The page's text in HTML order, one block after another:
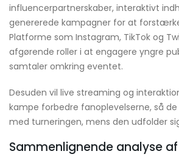
influencerpartnerskaber, interaktivt
genererede kampagner for at
Platforme som Instagram, TikTok og
afgørende roller i at engagere yngre
samtaler omkring eventet.
Desuden vil live streaming og
kampe forbedre fanoplevelserne, så
med turneringen, mens den udfolder
Sammenlignende analyse